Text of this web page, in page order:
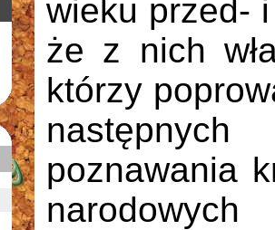
wieku przed-
że z nich
którzy
poznawania